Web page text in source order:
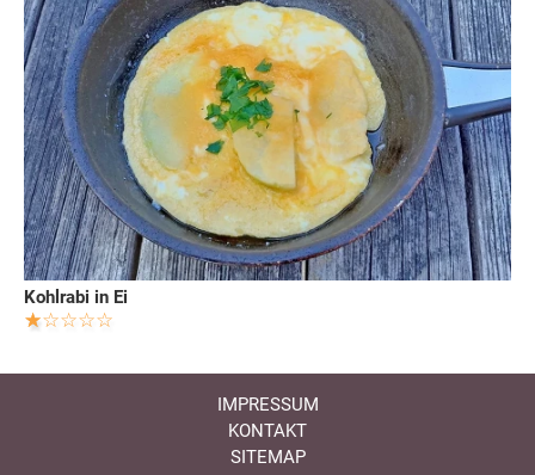
Kohlrabi in Ei
IMPRESSUM
KONTAKT
SITEMAP